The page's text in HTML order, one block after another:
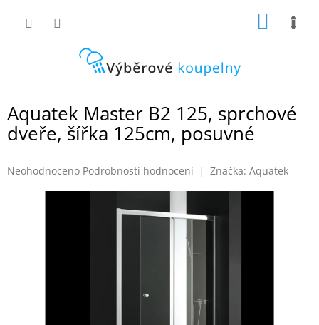
Aquatek Master B2 125, sprchové
dveře, šířka 125cm, posuvné
Průměrné
Neohodnoceno Podrobnosti hodnocení Značka: Aquatek